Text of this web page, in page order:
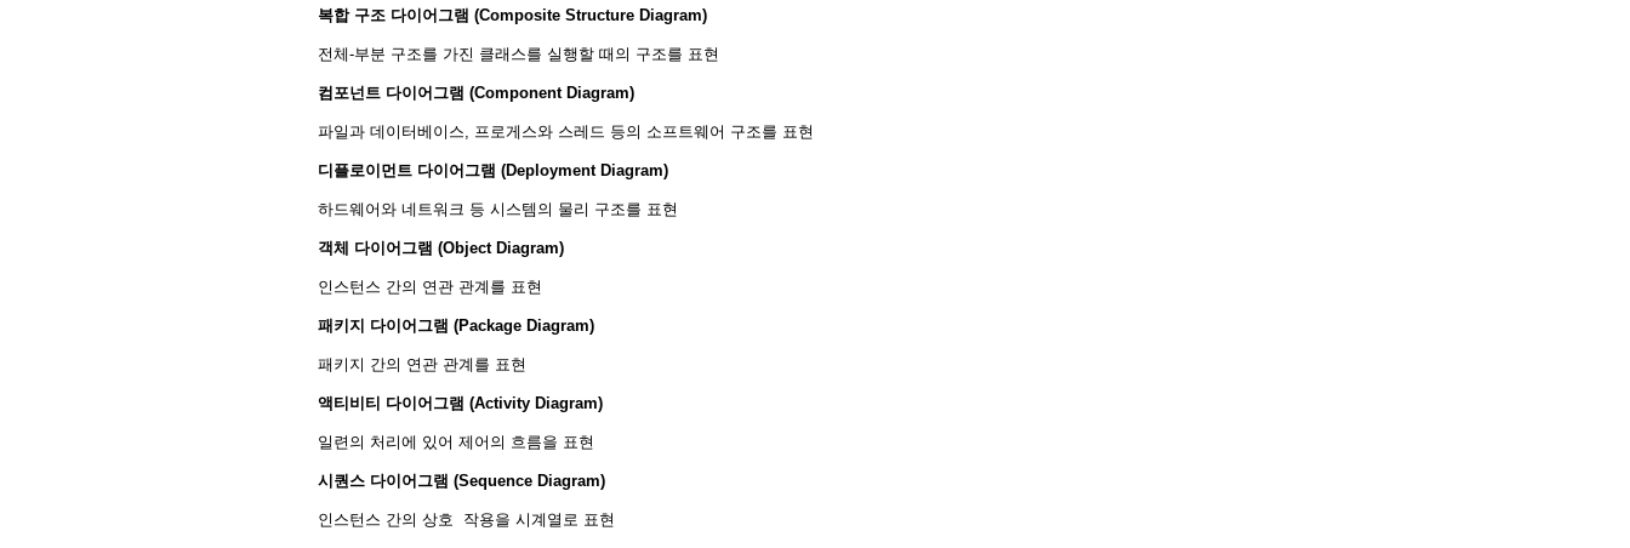
복합 구조 다이어그램 (Composite Structure Diagram)
전체-부분 구조를 가진 클래스를 실행할 때의 구조를 표현
컴포넌트 다이어그램 (Component Diagram)
파일과 데이터베이스, 프로게스와 스레드 등의 소프트웨어 구조를 표현
디플로이먼트 다이어그램 (Deployment Diagram)
하드웨어와 네트워크 등 시스템의 물리 구조를 표현
객체 다이어그램 (Object Diagram)
인스턴스 간의 연관 관계를 표현
패키지 다이어그램 (Package Diagram)
패키지 간의 연관 관계를 표현
액티비티 다이어그램 (Activity Diagram)
일련의 처리에 있어 제어의 흐름을 표현
시퀀스 다이어그램 (Sequence Diagram)
인스턴스 간의 상호 작용을 시계열로 표현